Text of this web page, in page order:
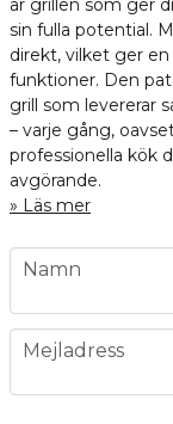
är grillen som ger
sin fulla potential.
direkt, vilket ger
funktioner. Den
grill som levererar
– varje gång,
professionella kök
avgörande.
Läs mer
name
Namn
email
Mejladress